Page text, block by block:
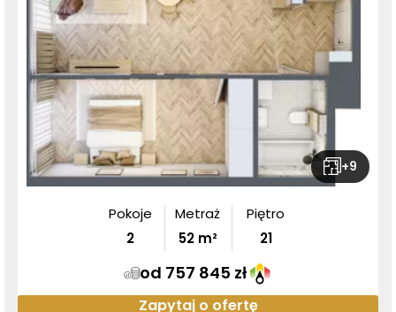
+9
Pokoje
2
Metraż
52m²
Piętro
21
od 757 845 zł
Zapytaj o ofertę